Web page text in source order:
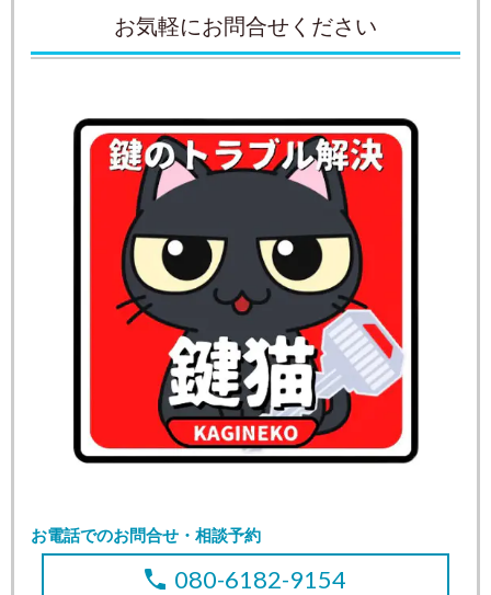
お気軽にお問合せください
お電話でのお問合せ・相談予約
080-6182-9154